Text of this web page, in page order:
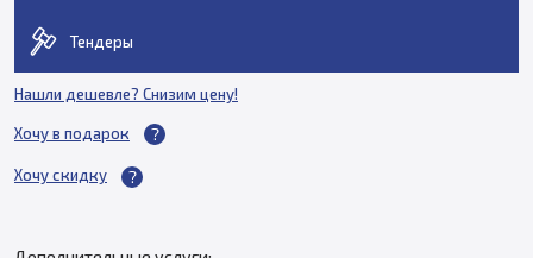
Тендеры
Нашли дешевле? Снизим цену!
Хочу в подарок
Хочу скидку